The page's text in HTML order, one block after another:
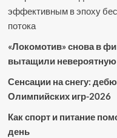
эффективным в эпоху
потока
«Локомотив» снова в
вытащили невероятную
Сенсации на снегу:
Олимпийских игр-2026
Как спорт и питание
день